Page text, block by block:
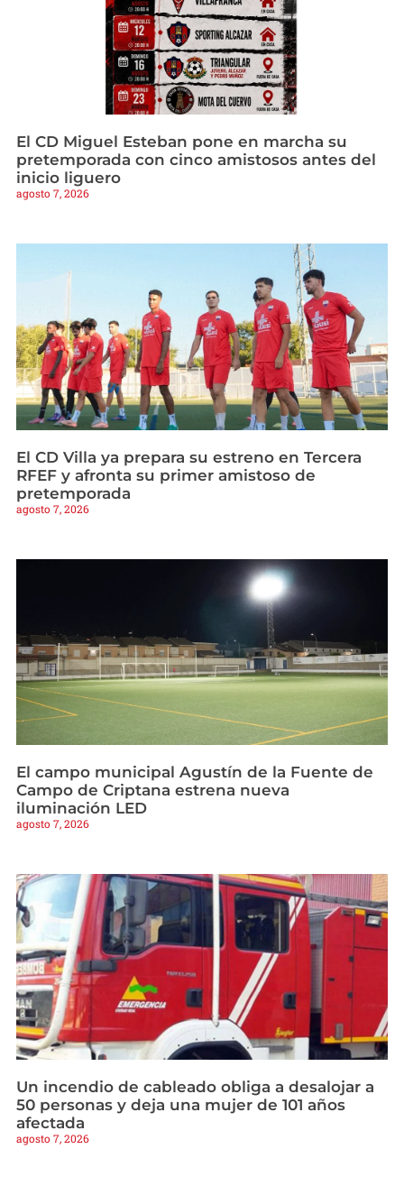
El CD Miguel Esteban pone en marcha su
pretemporada con cinco amistosos antes del
inicio liguero
agosto 7, 2026
El CD Villa ya prepara su estreno en Tercera
RFEF y afronta su primer amistoso de
pretemporada
agosto 7, 2026
El campo municipal Agustín de la Fuente de
Campo de Criptana estrena nueva
iluminación LED
agosto 7, 2026
Un incendio de cableado obliga a desalojar a
50 personas y deja una mujer de 101 años
afectada
agosto 7, 2026